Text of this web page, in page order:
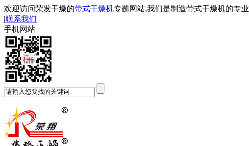
欢迎访问荣发干燥的带式干燥机专题网站,我们是制造带式干燥机的专
|联系我们
手机网站